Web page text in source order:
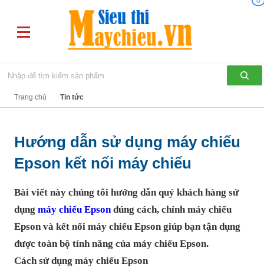
Trang chủ Tin tức
Hướng dẫn sử dụng máy chiếu
Epson kết nối máy chiếu
Bài viết này chúng tôi hướng dẫn quý khách hàng sử
dụng máy chiếu Epson đúng cách, chỉnh máy chiếu
Epson và kết nối máy chiếu Epson giúp bạn tận dụng
được toàn bộ tính năng của máy chiếu Epson.
Cách sử dụng máy chiếu Epson